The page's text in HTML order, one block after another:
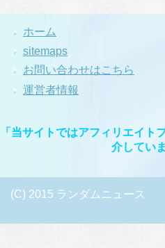
ホーム
sitemaps
お問い合わせはこちら
運営者情報
「当サイトではアフィリエイト
介してい
(C) 2015 ランダムニュース